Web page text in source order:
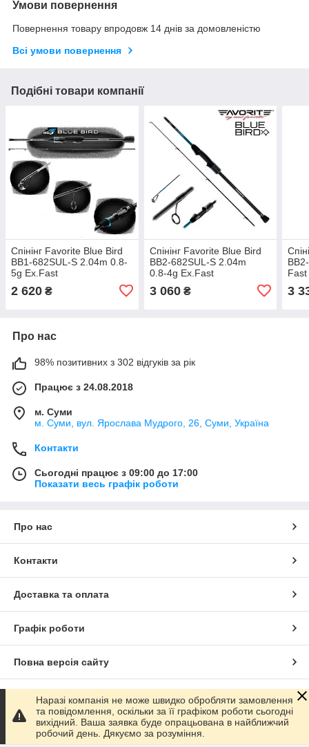
Умови повернення
Повернення товару впродовж 14 днів за домовленістю
Всі умови повернення
Подібні товари компанії
Спінінг Favorite Blue Bird
BB1-682SUL-S 2.04m 0.8-
5g Ex.Fast
2 620 ₴
Спінінг Favorite Blue Bird
BB2‑682SUL‑S 2.04m
0.8‑4g Ex.Fast
3 060₴
Fast
3
Про нас
98% позитивних з 302 відгуків за рік
Працює з 24.08.2018
м. Суми
м. Суми, вул. Ярослава Мудрого, 26, Суми, Україна
Контакти
Сьогодні працює з 09:00 до 17:00
Показати весь графік роботи
Про нас
Контакти
Доставка та оплата
Графік роботи
Повна версія сайту
Сайт створено на маркетплейсі Prom.ua
Політика конфіденційності
Наразі компанія не може швидко обробляти замовлення
та повідомлення, оскільки за її графіком роботи сьогодні
вихідний. Ваша заявка буде опрацьована в найближчий
робочий день. Дякуємо за розуміння.